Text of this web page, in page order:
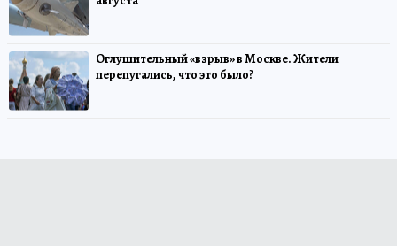
Оглушительный «взрыв» в Москве. Жители
перепугались, что это было?